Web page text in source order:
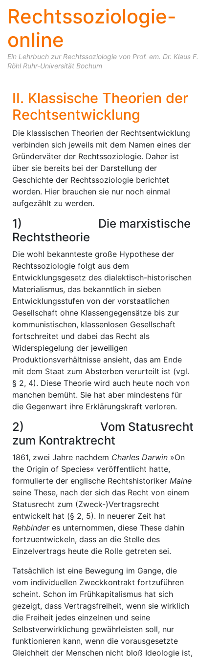
Rechtssoziologie-
online
Ein Lehrbuch zur Rechtssoziologie von Prof. em. Dr. Klaus F.
Röhl Ruhr-Universität Bochum
II. Klassische Theorien der
Rechtsentwicklung
Die klassischen Theorien der Rechtsentwicklung
verbinden sich jeweils mit dem Namen eines der
Gründerväter der Rechtssoziologie. Daher ist
über sie bereits bei der Darstellung der
Geschichte der Rechtssoziologie berichtet
worden. Hier brauchen sie nur noch einmal
aufgezählt zu werden.
1) Die marxistische
Rechtstheorie
Die wohl bekannteste große Hypothese der
Rechtssoziologie folgt aus dem
Entwicklungsgesetz des dialektisch-historischen
Materialismus, das bekanntlich in sieben
Entwicklungsstufen von der vorstaatlichen
Gesellschaft ohne Klassengegensätze bis zur
kommunistischen, klassenlosen Gesellschaft
fortschreitet und dabei das Recht als
Widerspiegelung der jeweiligen
Produktionsverhältnisse ansieht, das am Ende
mit dem Staat zum Absterben verurteilt ist (vgl.
§ 2, 4). Diese Theorie wird auch heute noch von
manchen bemüht. Sie hat aber mindestens für
die Gegenwart ihre Erklärungskraft verloren.
2) Vom Statusrecht
zum Kontraktrecht
1861, zwei Jahre nachdem Charles Darwin »On
the Origin of Species« veröffentlicht hatte,
formulierte der englische Rechtshistoriker Maine
seine These, nach der sich das Recht von einem
Statusrecht zum (Zweck-)Vertragsrecht
entwickelt hat (§ 2, 5). In neuerer Zeit hat
Rehbinderes unternommen, diese These dahin
fortzuentwickeln, dass an die Stelle des
Einzelvertrags heute die Rolle getreten sei.
Tatsächlich ist eine Bewegung im Gange, die
vom individuellen Zweckkontrakt fortzuführen
scheint. Schon im Frühkapitalismus hat sich
gezeigt, dass Vertragsfreiheit, wenn sie wirklich
die Freiheit jedes einzelnen und seine
Selbstverwirklichung gewährleisten soll, nur
funktionieren kann, wenn die vorausgesetzte
Gleichheit der Menschen nicht bloß Ideologie ist,